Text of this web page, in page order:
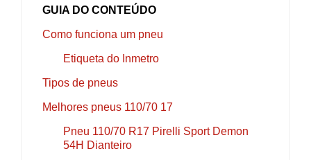
GUIA DO CONTEÚDO
Como funciona um pneu
Etiqueta do Inmetro
Tipos de pneus
Melhores pneus 110/70 17
Pneu 110/70 R17 Pirelli Sport Demon
54H Dianteiro